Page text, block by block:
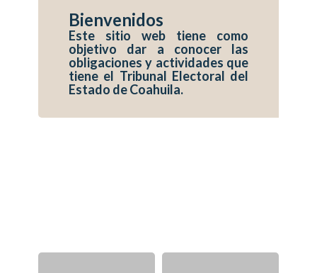
Criterios Jurisprudenciales
Justicia Digital
Transparencia
CAPS
Bienvenidos
Este sitio web tiene como
objetivo dar a conocer las
obligaciones y actividades que
tiene el Tribunal Electoral del
Estado de Coahuila.